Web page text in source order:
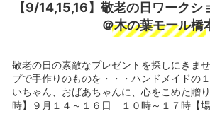
【9/14,15,16】敬老の日ワークシ
＠木の葉モール橋
敬老の日の素敵なプレゼントを探しにきま
プで手作りのものを・・・ハンドメイドの
いちゃん、おばあちゃんに、心をこめた贈
時】９月１４～１６日 １０時～１７時【